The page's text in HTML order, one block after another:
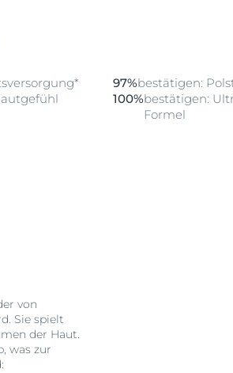
97%bestätigen:
100%bestätigen:
Formel
von
Sie spielt
der Haut.
was zur